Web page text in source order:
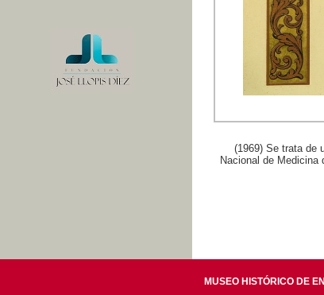
(1969) Se trata de
Nacional de
MUSEO HISTÓRICO DE